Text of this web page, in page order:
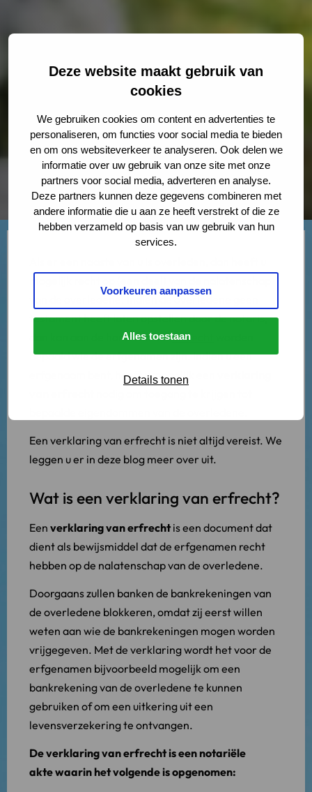
Deze website maakt gebruik van
cookies
We gebruiken cookies om content en advertenties te
personaliseren, om functies voor social media te bieden
en om ons websiteverkeer te analyseren. Ook delen we
informatie over uw gebruik van onze site met onze
partners voor social media, adverteren en analyse.
Deze partners kunnen deze gegevens combineren met
andere informatie die u aan ze heeft verstrekt of die ze
hebben verzameld op basis van uw gebruik van hun
services.
Voorkeuren aanpassen
Alles toestaan
Details tonen
van de overledene. Indien de overledene geen
testament heeft laten opstellen door de notaris,
dan kan aan de hand van heterfrecht
bepaald wie de erfgenamen zijn. Indien u een
erfgenaam bent, heeft u mogelijk een
Een verklaring van erfrecht is niet altijd vereist. We
leggen u er in deze blog meer over uit.
Wat is een verklaring van erfrecht?
Een verklaring van erfrechtis een document dat
dient als bewijsmiddel dat de erfgenamen recht
hebben op de nalatenschap van de overledene.
Doorgaans zullen banken de bankrekeningen van
de overledene blokkeren, omdat zij eerst willen
weten aan wie de bankrekeningen mogen worden
vrijgegeven. Met de verklaring wordt het voor de
erfgenamen bijvoorbeeld mogelijk om een
bankrekening van de overledene te kunnen
gebruiken of om een uitkering uit een
levensverzekering te ontvangen.
De verklaring van erfrecht is een notariële
akte waarin het volgende is opgenomen: